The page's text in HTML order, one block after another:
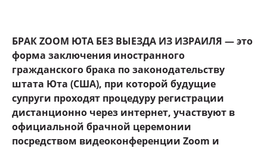
БРАК ZOOM ЮТА БЕЗ ВЫЕЗДА ИЗ ИЗРАИЛЯ — это
форма заключения иностранного
гражданского брака по законодательству
штата Юта (США), при которой будущие
супруги проходят процедуру регистрации
дистанционно через интернет, участвуют в
официальной брачной церемонии
посредством видеоконференции Zoom и